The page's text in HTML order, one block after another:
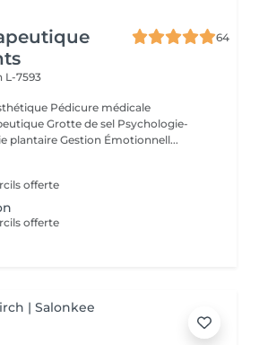
64
L-7593
Pédicure médicale
Grotte de sel Psychologie-
plantaire Gestion Émotionnell...
offerte
offerte